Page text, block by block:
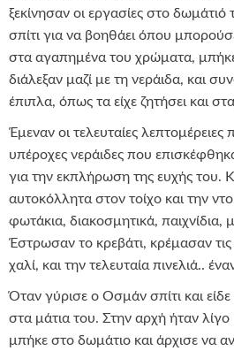
ξεκίνησαν οι εργασίες στο δωμάτιό
σπίτι για να βοηθάει όπου
στα αγαπημένα του χρώματα,
διάλεξαν μαζί με τη νεράιδα, και
έπιπλα, όπως τα είχε ζητήσει και
Έμεναν οι τελευταίες λεπτομέρειες
υπέροχες νεράιδες που
για την εκπλήρωση της ευχής του.
αυτοκόλλητα στον τοίχο και την
φωτάκια, διακοσμητικά, παιχνίδια,
Έστρωσαν το κρεβάτι, κρέμασαν τις
χαλί, και την τελευταία πινελιά..
Όταν γύρισε ο Οσμάν σπίτι και είδε
στα μάτια του. Στην αρχή ήταν
μπήκε στο δωμάτιο και άρχισε να